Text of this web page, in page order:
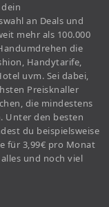
an Deals und
mehr als 100.000
die
Handytarife,
uvm. Sei dabei,
Preisknaller
die mindestens
Unter den besten
du beispielsweise
für 3,99€ pro Monat
und noch viel